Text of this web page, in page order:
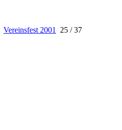
Vereinsfest 2001 25 / 37